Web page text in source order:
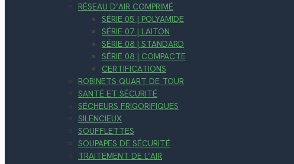
RÉSEAU D’AIR COMPRIMÉ
SÉRIE 05 | POLYAMIDE
SÉRIE 07 | LAITON
SÉRIE 08 | STANDARD
SÉRIE 08 | COMPACTE
CERTIFICATIONS
ROBINETS QUART DE TOUR
SANTÉ ET SÉCURITÉ
SÉCHEURS FRIGORIFIQUES
SILENCIEUX
SOUFFLETTES
SOUPAPES DE SÉCURITÉ
TRAITEMENT DE L’AIR